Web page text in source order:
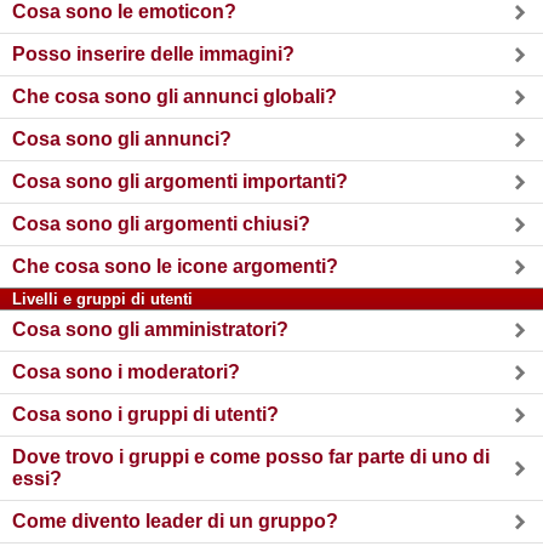
Cosa sono le emoticon?
Posso inserire delle immagini?
Che cosa sono gli annunci globali?
Cosa sono gli annunci?
Cosa sono gli argomenti importanti?
Cosa sono gli argomenti chiusi?
Che cosa sono le icone argomenti?
Livelli e gruppi di utenti
Cosa sono gli amministratori?
Cosa sono i moderatori?
Cosa sono i gruppi di utenti?
Dove trovo i gruppi e come posso far parte di uno di
essi?
Come divento leader di un gruppo?